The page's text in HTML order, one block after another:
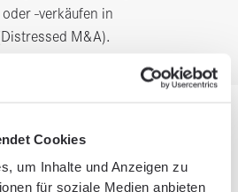
Cookies
um Inhalte und Anzeigen zu
für soziale Medien anbieten
-verkäufen in
M&A).